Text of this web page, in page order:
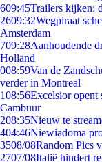
609:45Trailers kijken:
2609:32Wegpiraat
Amsterdam
709:28Aanhoudende
Holland
008:59Van de
verder in Montreal
108:56Excelsior opent
Cambuur
208:35Nieuw te
404:46Niewiadoma
3508/08Random Pics
2707/08Italië hindert